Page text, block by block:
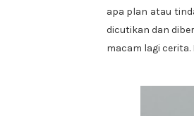
apa plan atau
dicutikan dan
macam lagi cerita.